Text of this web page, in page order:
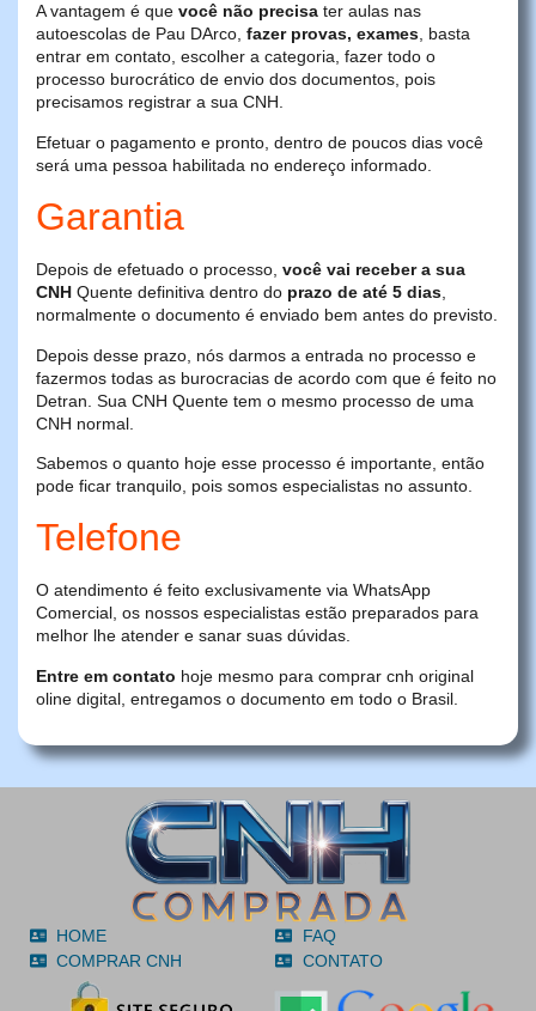
A vantagem é que você não precisa ter aulas nas
autoescolas de Pau DArco, fazer provas, exames, basta
entrar em contato, escolher a categoria, fazer todo o
processo burocrático de envio dos documentos, pois
precisamos registrar a sua CNH.
Efetuar o pagamento e pronto, dentro de poucos dias você
será uma pessoa habilitada no endereço informado.
Garantia
Depois de efetuado o processo, você vai receber a sua
CNH Quente definitiva dentro do prazo de até 5 dias,
normalmente o documento é enviado bem antes do previsto.
Depois desse prazo, nós darmos a entrada no processo e
fazermos todas as burocracias de acordo com que é feito no
Detran. Sua CNH Quente tem o mesmo processo de uma
CNH normal.
Sabemos o quanto hoje esse processo é importante, então
pode ficar tranquilo, pois somos especialistas no assunto.
Telefone
O atendimento é feito exclusivamente via WhatsApp
Comercial, os nossos especialistas estão preparados para
melhor lhe atender e sanar suas dúvidas.
Entre em contato hoje mesmo para comprar cnh original
oline digital, entregamos o documento em todo o Brasil.
HOME
COMPRAR CNH
FAQ
CONTATO